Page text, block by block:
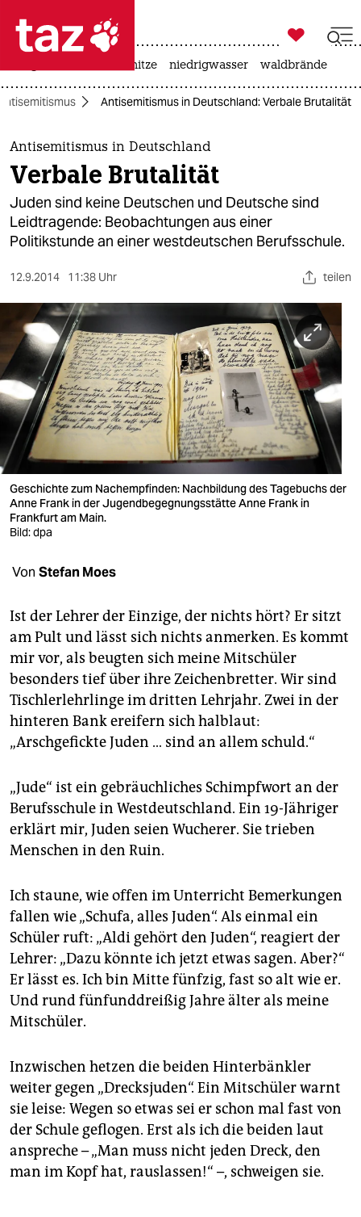
 taz zahl ich
taz zahl ich
themen
politik
öko
sport
berlin
nord
wahrheit
verlag
verlag
veranstaltungen
shop
unterstützen
abo
genossenschaft
epaper login

taz zahl ich
hitze niedrigwasser waldbrände
Antisemitismus in Deutschland: Verbale Brutalität
Antisemitismus in Deutschland
Verbale Brutalität
Juden sind keine Deutschen und Deutsche sind
Leidtragende: Beobachtungen aus einer
Politikstunde an einer westdeutschen Berufsschule.
12.9.2014 11:38 Uhr teilen
Geschichte zum Nachempfinden: Nachbildung des Tagebuchs der
Anne Frank in der Jugendbegegnungsstätte Anne Frank in
Frankfurt am Main.
Bild: dpa
Von Stefan Moes
Ist der Lehrer der Einzige, der nichts hört? Er sitzt
am Pult und lässt sich nichts anmerken. Es kommt
mir vor, als beugten sich meine Mitschüler
besonders tief über ihre Zeichenbretter. Wir sind
Tischlerlehrlinge im dritten Lehrjahr. Zwei in der
hinteren Bank ereifern sich halblaut:
„Arschgefickte Juden … sind an allem schuld.“
„Jude“ ist ein gebräuchliches Schimpfwort an der
Berufsschule in Westdeutschland. Ein 19-Jähriger
erklärt mir, Juden seien Wucherer. Sie trieben
Menschen in den Ruin.
Ich staune, wie offen im Unterricht Bemerkungen
fallen wie „Schufa, alles Juden“. Als einmal ein
Schüler ruft: „Aldi gehört den Juden“, reagiert der
Lehrer: „Dazu könnte ich jetzt etwas sagen. Aber?“
Er lässt es. Ich bin Mitte fünfzig, fast so alt wie er.
Und rund fünfunddreißig Jahre älter als meine
Mitschüler.
Inzwischen hetzen die beiden Hinterbänkler
weiter gegen „Drecksjuden“. Ein Mitschüler warnt
sie leise: Wegen so etwas sei er schon mal fast von
der Schule geflogen. Erst als ich die beiden laut
anspreche – „Man muss nicht jeden Dreck, den
man im Kopf hat, rauslassen!“ –, schweigen sie.